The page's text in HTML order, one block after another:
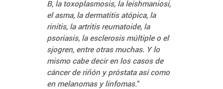
B, la toxoplasmosis, la leishmaniosi,
el asma, la dermatitis atópica, la
rinitis, la artritis reumatoide, la
psoriasis, la esclerosis múltiple o el
sjogren, entre otras muchas. Y lo
mismo cabe decir en los casos de
cáncer de riñón y próstata así como
en melanomas y linfomas."